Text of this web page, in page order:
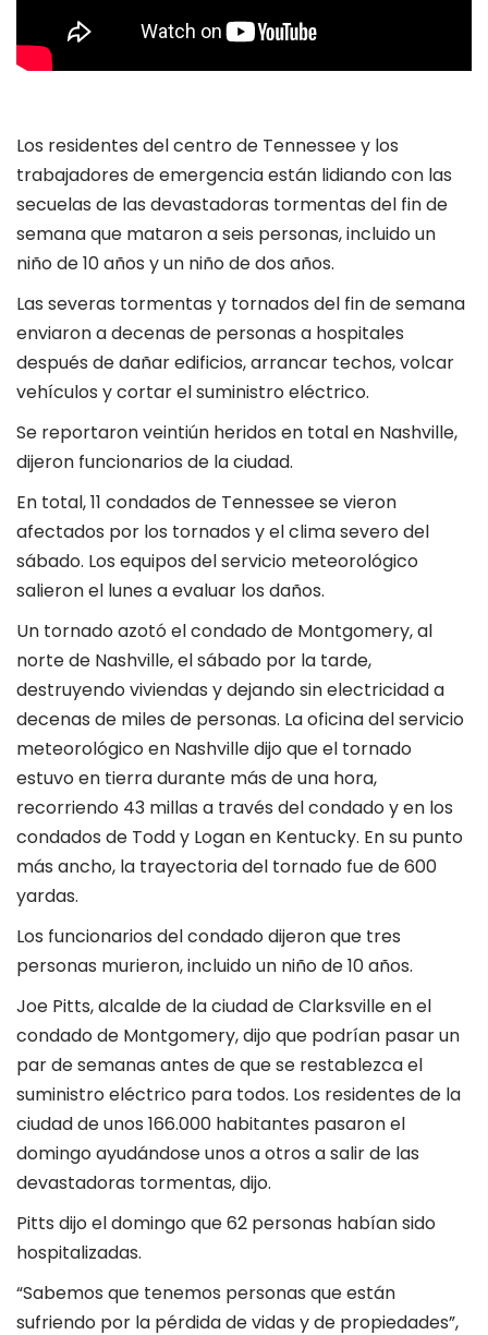
Los residentes del centro de Tennessee y los
trabajadores de emergencia están lidiando con las
secuelas de las devastadoras tormentas del fin de
semana que mataron a seis personas, incluido un
niño de 10 años y un niño de dos años.
Las severas tormentas y tornados del fin de semana
enviaron a decenas de personas a hospitales
después de dañar edificios, arrancar techos, volcar
vehículos y cortar el suministro eléctrico.
Se reportaron veintiún heridos en total en Nashville,
dijeron funcionarios de la ciudad.
En total, 11 condados de Tennessee se vieron
afectados por los tornados y el clima severo del
sábado. Los equipos del servicio meteorológico
salieron el lunes a evaluar los daños.
Un tornado azotó el condado de Montgomery, al
norte de Nashville, el sábado por la tarde,
destruyendo viviendas y dejando sin electricidad a
decenas de miles de personas. La oficina del servicio
meteorológico en Nashville dijo que el tornado
estuvo en tierra durante más de una hora,
recorriendo 43 millas a través del condado y en los
condados de Todd y Logan en Kentucky. En su punto
más ancho, la trayectoria del tornado fue de 600
yardas.
Los funcionarios del condado dijeron que tres
personas murieron, incluido un niño de 10 años.
Joe Pitts, alcalde de la ciudad de Clarksville en el
condado de Montgomery, dijo que podrían pasar un
par de semanas antes de que se restablezca el
suministro eléctrico para todos. Los residentes de la
ciudad de unos 166.000 habitantes pasaron el
domingo ayudándose unos a otros a salir de las
devastadoras tormentas, dijo.
Pitts dijo el domingo que 62 personas habían sido
hospitalizadas.
“Sabemos que tenemos personas que están
sufriendo por la pérdida de vidas y de propiedades”,